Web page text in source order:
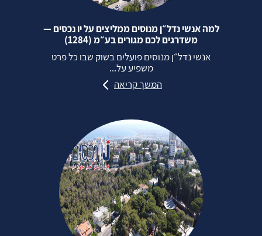
למה אנשי נדל״ן מנוסים ממליצים על יו נכסים —
משדרגים לכם מגורים בע״מ (1284)
אנשי נדל״ן מנוסים פועלים בשוק שבו כל פרט
משפיע על...
המשך קריאה